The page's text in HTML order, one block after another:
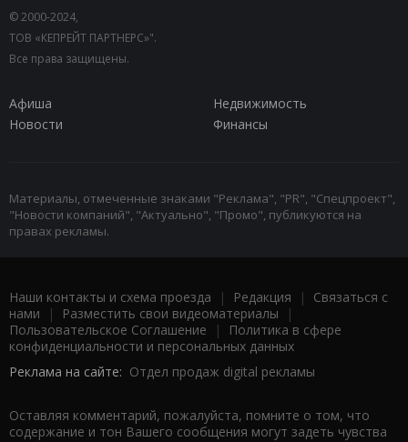
© 2000-2024,
ТОВ «КЕПРЕЙТ ПАРТНЕРС»".
Все права защищены.
Афиша
Недвижимость
Новости
Финансы
Материалы, отмеченные знаками "Реклама", "PR", "Спецпроект",
"Новости компаний", "Актуально", "Промо", публикуются на
правах рекламы.
Наши контакты и схема проезда | Редакция | Связаться с
нами | Разместить свои видеоматериалы |
Пользовательское Соглашение |
Политика в сфере
конфиденциальности и персональных данных
Реклама на сайте: Отдел продаж digital рекламы
Оставляя комментарий, пожалуйста, помните о том, что
содержание и тон Вашего сообщения могут задеть чувства